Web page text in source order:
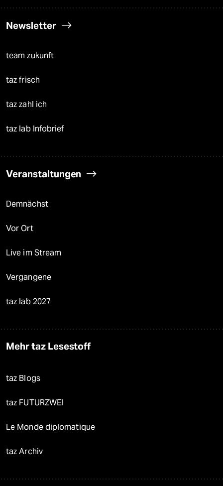
Newsletter
team zukunft
taz frisch
taz zahl ich
taz lab Infobrief
Veranstaltungen
Demnächst
Vor Ort
Live im Stream
Vergangene
taz lab 2027
Mehr taz Lesestoff
taz Blogs
taz FUTURZWEI
Le Monde diplomatique
taz Archiv